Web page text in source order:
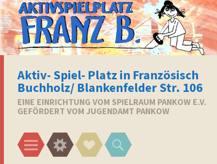
Aktiv- Spiel- Platz in Französisch
Buchholz/ Blankenfelder Str. 106
EINE EINRICHTUNG VOM SPIELRAUM PANKOW E.V.
GEFÖRDERT VOM JUGENDAMT PANKOW
Menü WidgetsSocial-
Links
Suchen